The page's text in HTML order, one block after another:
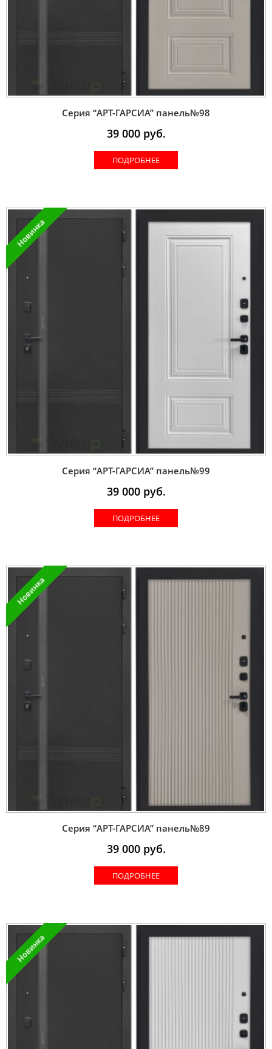
Серия “AРT-ГАРСИА” панель№98
39 000руб.
ПОДРОБНЕЕ
Новинка
Серия “AРT-ГАРСИА” панель№99
39 000руб.
ПОДРОБНЕЕ
Новинка
Серия “AРT-ГАРСИА” панель№89
39 000руб.
ПОДРОБНЕЕ
Новинка